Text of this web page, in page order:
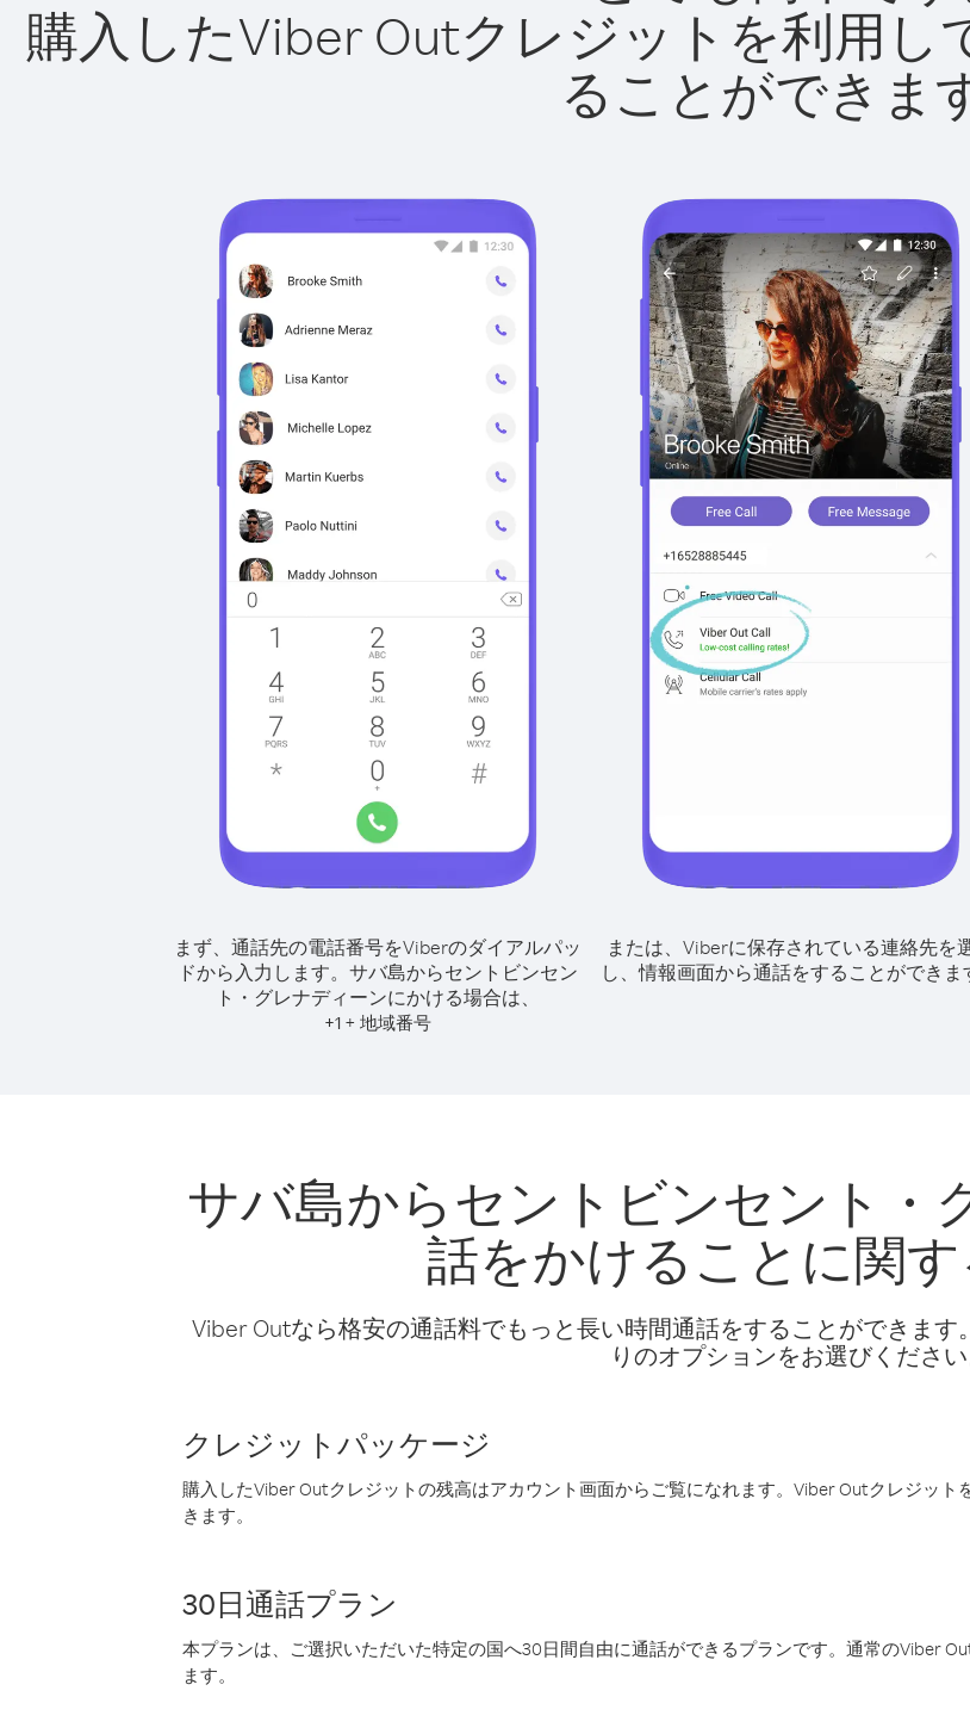
購入したViber Outクレジットを利用し
ることができま
まず、通話先の電話番号をViberのダイアルパッ
ドから入力します。 サバ島からセントビンセン
ト・グレナディーンにかける場合は、
+1 + 地域番号
または、Viberに保存されている連絡先を
し、情報画面から通話をすることができま
サバ島からセントビンセント・
話をかけることに関す
Viber Outなら格安の通話料でもっと長い時間通話をすることができま
りのオプションをお選びください
クレジットパッケージ
購入したViber Outクレジットの残高はアカウント画面からご覧になれます。Viber Outクレジッ
きます。
30日通話プラン
本プランは、ご選択いただいた特定の国へ30日間自由に通話ができるプランです。通常のViber
ます。